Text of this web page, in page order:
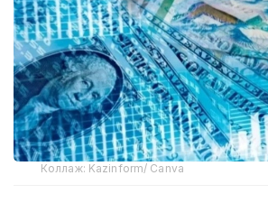
Коллаж: Kazinform/ Canva